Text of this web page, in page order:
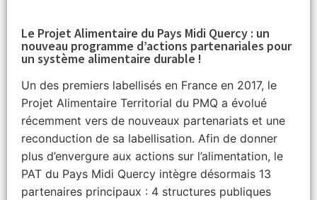
Le Projet Alimentaire du Pays Midi Quercy : un
nouveau programme d’actions partenariales pour
un système alimentaire durable !
Un des premiers labellisés en France en 2017, le
Projet Alimentaire Territorial du PMQ a évolué
récemment vers de nouveaux partenariats et une
reconduction de sa labellisation. Afin de donner
plus d’envergure aux actions sur l’alimentation, le
PAT du Pays Midi Quercy intègre désormais 13
partenaires principaux : 4 structures publiques